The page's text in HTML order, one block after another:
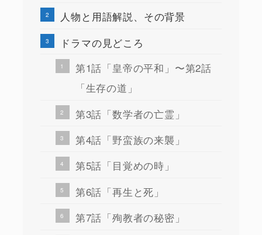
人物と用語解説、その背景
ドラマの見どころ
第1話「皇帝の平和」〜第2話
「生存の道」
第3話「数学者の亡霊」
第4話「野蛮族の来襲」
第5話「目覚めの時」
第6話「再生と死」
第7話「殉教者の秘密」